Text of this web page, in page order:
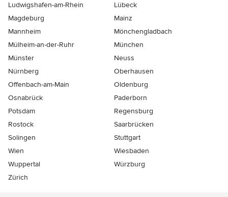
Ludwigshafen-am-Rhein
Lübeck
Magdeburg
Mainz
Mannheim
Mönchen­gladbach
Mülheim-an-der-Ruhr
München
Münster
Neuss
Nürnberg
Oberhausen
Offenbach-am-Main
Oldenburg
Osnabrück
Paderborn
Potsdam
Regensburg
Rostock
Saarbrücken
Solingen
Stuttgart
Wien
Wiesbaden
Wuppertal
Würzburg
Zürich